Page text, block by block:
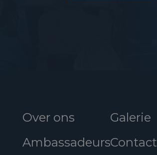
Over ons
Ambassadeurs
Galerie
Contact